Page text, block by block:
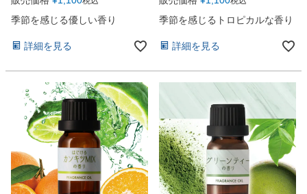
季節を感じる優しい香り
詳細を見る
季節を感じるトロピカルな香り
詳細を見る